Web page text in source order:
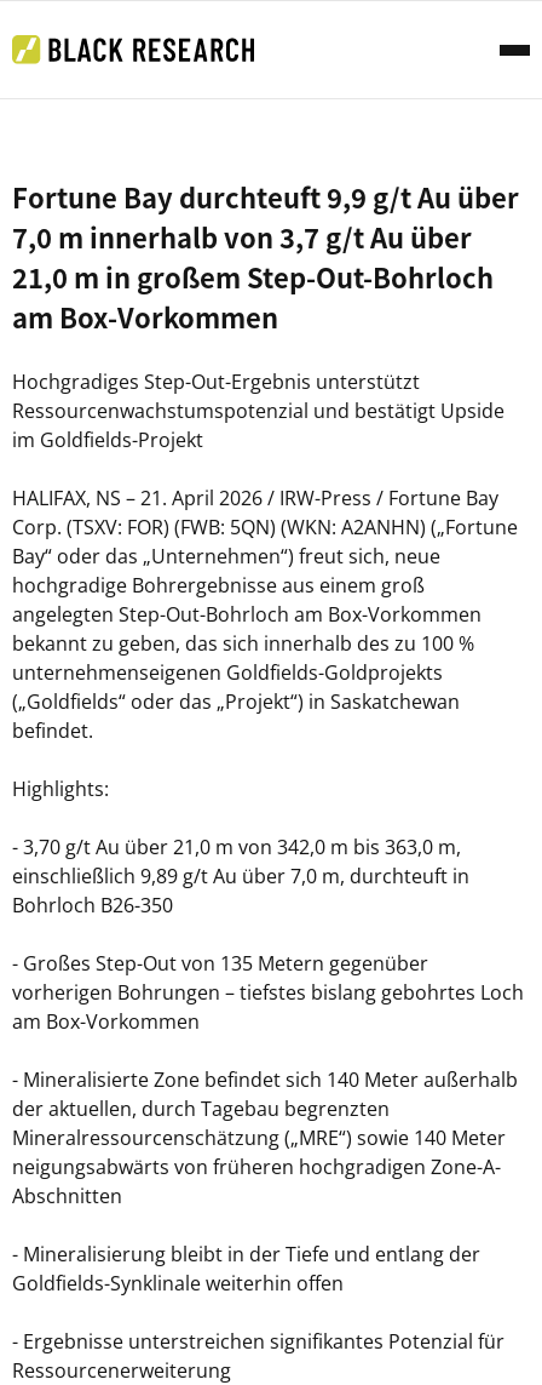
Fortune Bay durchteuft 9,9 g/t Au über
7,0 m innerhalb von 3,7 g/t Au über
21,0 m in großem Step-Out-Bohrloch
am Box-Vorkommen
Hochgradiges Step-Out-Ergebnis unterstützt
Ressourcenwachstumspotenzial und bestätigt Upside
im Goldfields-Projekt
HALIFAX, NS – 21. April 2026 / IRW-Press / Fortune Bay
Corp. (TSXV: FOR) (FWB: 5QN) (WKN: A2ANHN) („Fortune
Bay“ oder das „Unternehmen“) freut sich, neue
hochgradige Bohrergebnisse aus einem groß
angelegten Step-Out-Bohrloch am Box-Vorkommen
bekannt zu geben, das sich innerhalb des zu 100 %
unternehmenseigenen Goldfields-Goldprojekts
(„Goldfields“ oder das „Projekt“) in Saskatchewan
befindet.
Highlights:
- 3,70 g/t Au über 21,0 m von 342,0 m bis 363,0 m,
einschließlich 9,89 g/t Au über 7,0 m, durchteuft in
Bohrloch B26-350
- Großes Step-Out von 135 Metern gegenüber
vorherigen Bohrungen – tiefstes bislang gebohrtes Loch
am Box-Vorkommen
- Mineralisierte Zone befindet sich 140 Meter außerhalb
der aktuellen, durch Tagebau begrenzten
Mineralressourcenschätzung („MRE“) sowie 140 Meter
neigungsabwärts von früheren hochgradigen Zone-A-
Abschnitten
- Mineralisierung bleibt in der Tiefe und entlang der
Goldfields-Synklinale weiterhin offen
- Ergebnisse unterstreichen signifikantes Potenzial für
Ressourcenerweiterung